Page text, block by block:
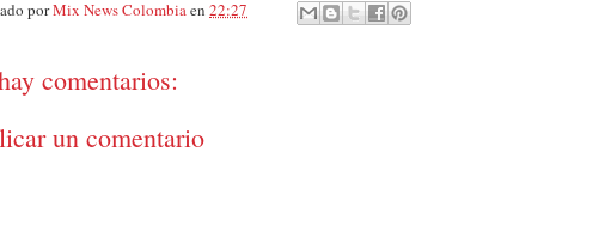
porMix News Colombiaen 22:27
comentarios:
un comentario